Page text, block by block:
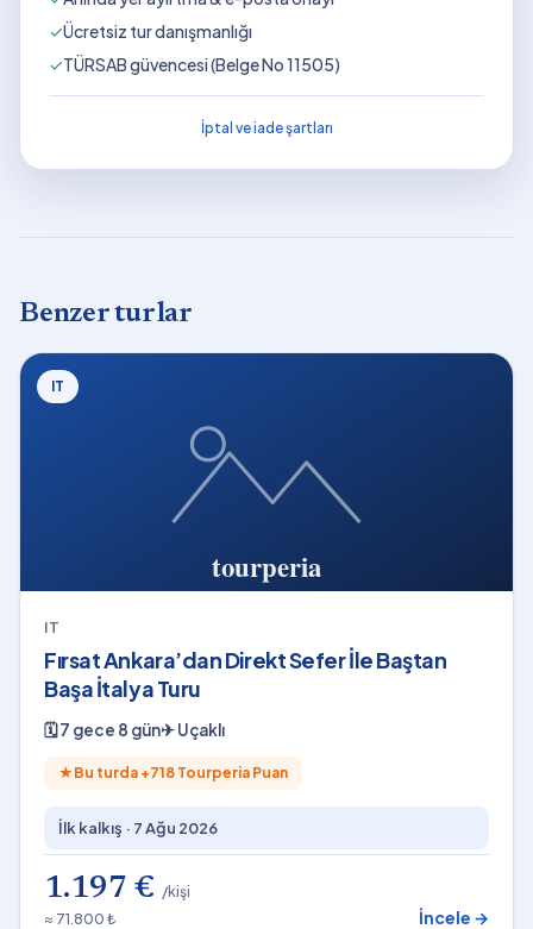
✓Ücretsiz tur danışmanlığı
✓TÜRSAB güvencesi (Belge No 11505)
İptal ve iade şartları
Benzer turlar
IT
IT
Fırsat Ankara’dan Direkt Sefer İle Baştan
Başa İtalya Turu
🗓7 gece 8 gün✈Uçaklı
★ Bu turda +718 Tourperia Puan
İlk kalkış · 7 Ağu 2026
1.197 € /kişi
≈ 71.800 ₺
İncele →